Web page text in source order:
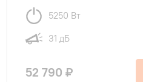
5250 Вт
31 дБ
52 790 ₽